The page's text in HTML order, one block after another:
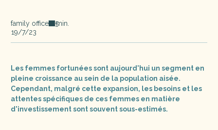
family office 5min.
19/7/23
Les femmes fortunées sont aujourd'hui un segment en
pleine croissance au sein de la population aisée.
Cependant, malgré cette expansion, les besoins et les
attentes spécifiques de ces femmes en matière
d'investissement sont souvent sous-estimés.